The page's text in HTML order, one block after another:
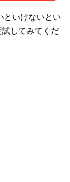
といけないとい
してみてくだ